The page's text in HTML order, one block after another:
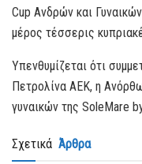
Cup Aνδρών και
μέρος τέσσερις
Υπενθυμίζεται ότι
Πετρολίνα ΑΕΚ, η
γυναικών της SoleMare
Σχετικά Άρθρα